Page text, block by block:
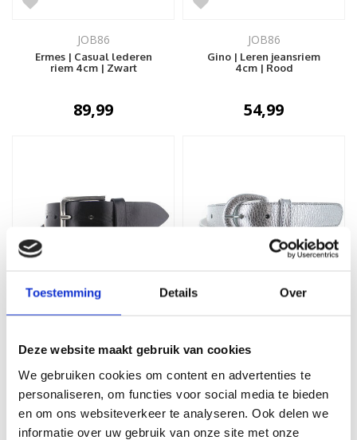
Toestemming Details Over
Deze website maakt gebruik van cookies
We gebruiken cookies om content en advertenties te
personaliseren, om functies voor social media te bieden
en om ons websiteverkeer te analyseren. Ook delen we
informatie over uw gebruik van onze site met onze
JOB86
Ermes | Casual lederen
riem 4cm | Zwart
89,99
JOB86
Gino | Leren jeansriem
4cm | Rood
54,99
JOB86
4cm | Zwart
54,99
3cm | Zilver
59,99